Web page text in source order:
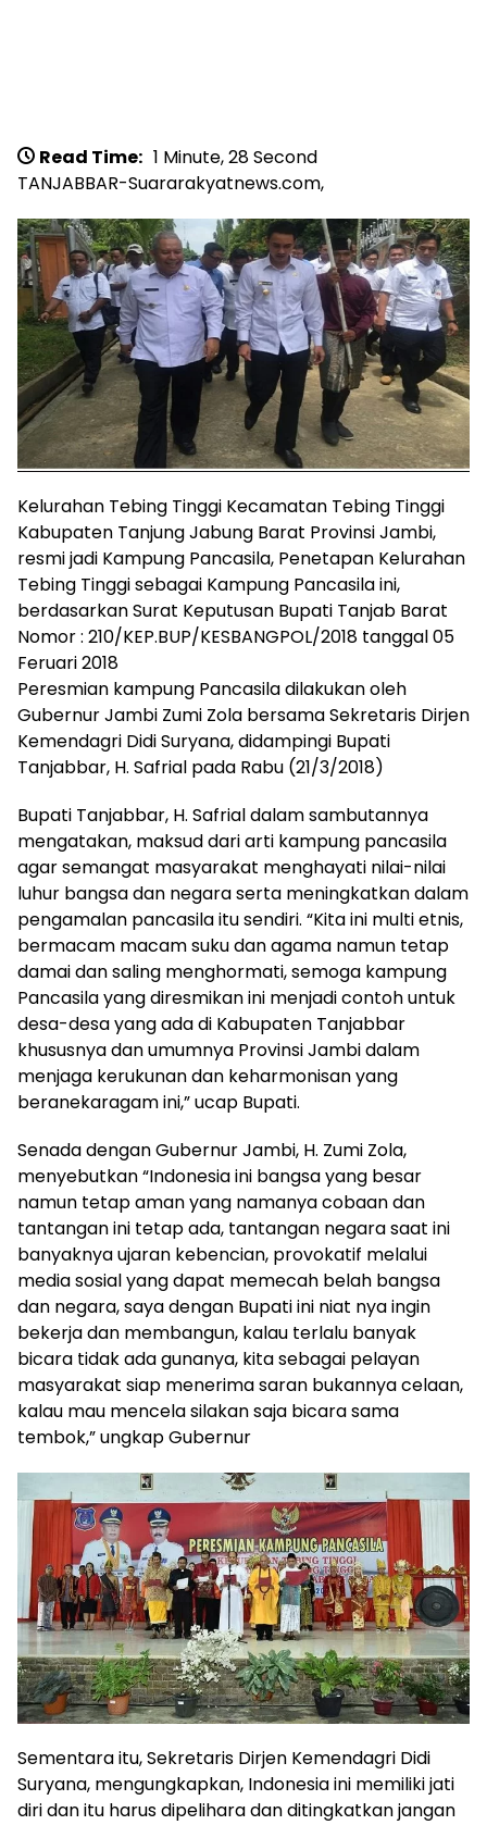
Read Time: 1 Minute, 28 Second
TANJABBAR-Suararakyatnews.com,
Kelurahan Tebing Tinggi Kecamatan Tebing Tinggi
Kabupaten Tanjung Jabung Barat Provinsi Jambi,
resmi jadi Kampung Pancasila, Penetapan Kelurahan
Tebing Tinggi sebagai Kampung Pancasila ini,
berdasarkan Surat Keputusan Bupati Tanjab Barat
Nomor : 210/KEP.BUP/KESBANGPOL/2018 tanggal 05
Feruari 2018
Peresmian kampung Pancasila dilakukan oleh
Gubernur Jambi Zumi Zola bersama Sekretaris Dirjen
Kemendagri Didi Suryana, didampingi Bupati
Tanjabbar, H. Safrial pada Rabu (21/3/2018)
Bupati Tanjabbar, H. Safrial dalam sambutannya
mengatakan, maksud dari arti kampung pancasila
agar semangat masyarakat menghayati nilai-nilai
luhur bangsa dan negara serta meningkatkan dalam
pengamalan pancasila itu sendiri. “Kita ini multi etnis,
bermacam macam suku dan agama namun tetap
damai dan saling menghormati, semoga kampung
Pancasila yang diresmikan ini menjadi contoh untuk
desa-desa yang ada di Kabupaten Tanjabbar
khususnya dan umumnya Provinsi Jambi dalam
menjaga kerukunan dan keharmonisan yang
beranekaragam ini,” ucap Bupati.
Senada dengan Gubernur Jambi, H. Zumi Zola,
menyebutkan “Indonesia ini bangsa yang besar
namun tetap aman yang namanya cobaan dan
tantangan ini tetap ada, tantangan negara saat ini
banyaknya ujaran kebencian, provokatif melalui
media sosial yang dapat memecah belah bangsa
dan negara, saya dengan Bupati ini niat nya ingin
bekerja dan membangun, kalau terlalu banyak
bicara tidak ada gunanya, kita sebagai pelayan
masyarakat siap menerima saran bukannya celaan,
kalau mau mencela silakan saja bicara sama
tembok,” ungkap Gubernur
Sementara itu, Sekretaris Dirjen Kemendagri Didi
Suryana, mengungkapkan, Indonesia ini memiliki jati
diri dan itu harus dipelihara dan ditingkatkan jangan